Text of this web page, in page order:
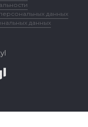
данных
данных